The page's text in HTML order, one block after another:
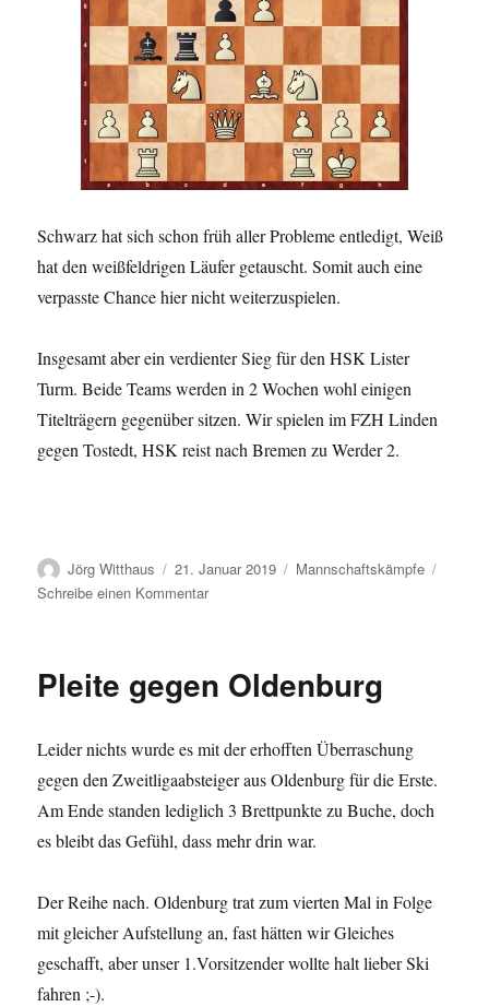
Schwarz hat sich schon früh aller Probleme entledigt, Weiß
hat den weißfeldrigen Läufer getauscht. Somit auch eine
verpasste Chance hier nicht weiterzuspielen.
Insgesamt aber ein verdienter Sieg für den HSK Lister
Turm. Beide Teams werden in 2 Wochen wohl einigen
Titelträgern gegenüber sitzen. Wir spielen im FZH Linden
gegen Tostedt, HSK reist nach Bremen zu Werder 2.
Autor
Jörg Witthaus
Veröffentlicht
am
21. Januar 2019 Kategorien
Mannschaftskämpfe
Schreibe einen Kommentarzu
Pleite gegen Oldenburg
Leider nichts wurde es mit der erhofften Überraschung
gegen den Zweitligaabsteiger aus Oldenburg für die Erste.
Am Ende standen lediglich 3 Brettpunkte zu Buche, doch
es bleibt das Gefühl, dass mehr drin war.
Der Reihe nach. Oldenburg trat zum vierten Mal in Folge
mit gleicher Aufstellung an, fast hätten wir Gleiches
geschafft, aber unser 1.Vorsitzender wollte halt lieber Ski
fahren ;-).